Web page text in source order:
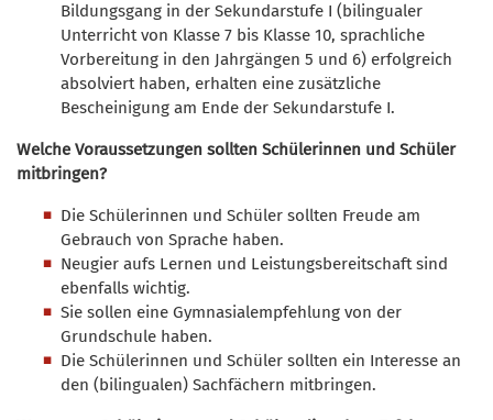
Bildungsgang in der Sekundarstufe I (bilingualer
Unterricht von Klasse 7 bis Klasse 10, sprachliche
Vorbereitung in den Jahrgängen 5 und 6) erfolgreich
absolviert haben, erhalten eine zusätzliche
Bescheinigung am Ende der Sekundarstufe I.
Welche Voraussetzungen sollten Schülerinnen und Schüler
mitbringen?
Die Schülerinnen und Schüler sollten Freude am
Gebrauch von Sprache haben.
Neugier aufs Lernen und Leistungsbereitschaft sind
ebenfalls wichtig.
Sie sollen eine Gymnasialempfehlung von der
Grundschule haben.
Die Schülerinnen und Schüler sollten ein Interesse an
den (bilingualen) Sachfächern mitbringen.